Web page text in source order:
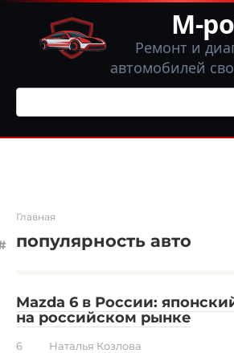
Перейти
контенту
M-
Ремонт и
автомобилей
Поиск:
Главная
популярность авто
Mazda 6 в России:
на российском рынке
6 Наталья Козлова